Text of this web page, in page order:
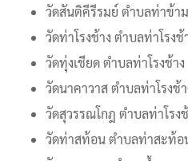
วัดสันติคีรีรมย์ ตำบลท่าข้าม
วัดท่าโรงช้าง ตำบลท่าโรงช้
วัดทุ่งเชียด ตำบลท่าโรงช้าง
วัดนาคาวาส ตำบลท่าโรงช้า
วัดสุวรรณโกฎ ตำบลท่าโรง
วัดท่าสท้อน ตำบลท่าสะท้อ